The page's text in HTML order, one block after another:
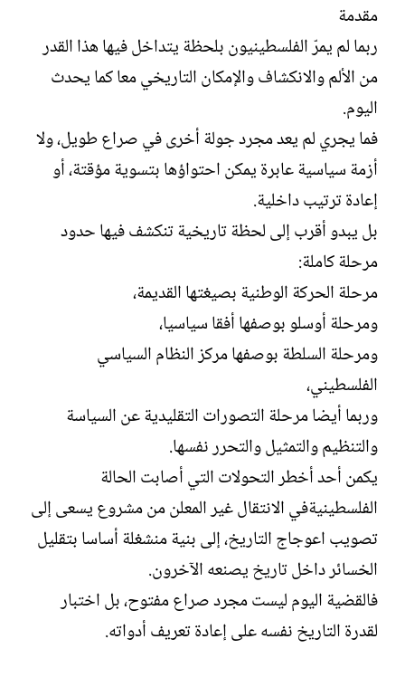
ت
ب
خ
ا
ل
ن
ش
ا
مقدمة
ربما لم يمرّ الفلسطينيون بلحظة يتداخل فيها هذا القدر
من الألم والانكشاف والإمكان التاريخي معا كما يحدث
اليوم.
فما يجري لم يعد مجرد جولة أخرى في صراع طويل، ولا
أزمة سياسية عابرة يمكن احتواؤها بتسوية مؤقتة، أو
إعادة ترتيب داخلية.
بل يبدو أقرب إلى لحظة تاريخية تنكشف فيها حدود
مرحلة كاملة:
مرحلة الحركة الوطنية بصيغتها القديمة،
ومرحلة أوسلو بوصفها أفقا سياسيا،
ومرحلة السلطة بوصفها مركز النظام السياسي
الفلسطيني،
وربما أيضا مرحلة التصورات التقليدية عن السياسة
والتنظيم والتمثيل والتحرر نفسها.
يكمن أحد أخطر التحولات التي أصابت الحالة
الفلسطينيةفي الانتقال غير المعلن من مشروع يسعى إلى
تصويب اعوجاج التاريخ، إلى بنية منشغلة أساسا بتقليل
الخسائر داخل تاريخ يصنعه الآخرون.
فالقضية اليوم ليست مجرد صراع مفتوح، بل اختبار
لقدرة التاريخ نفسه على إعادة تعريف أدواته.